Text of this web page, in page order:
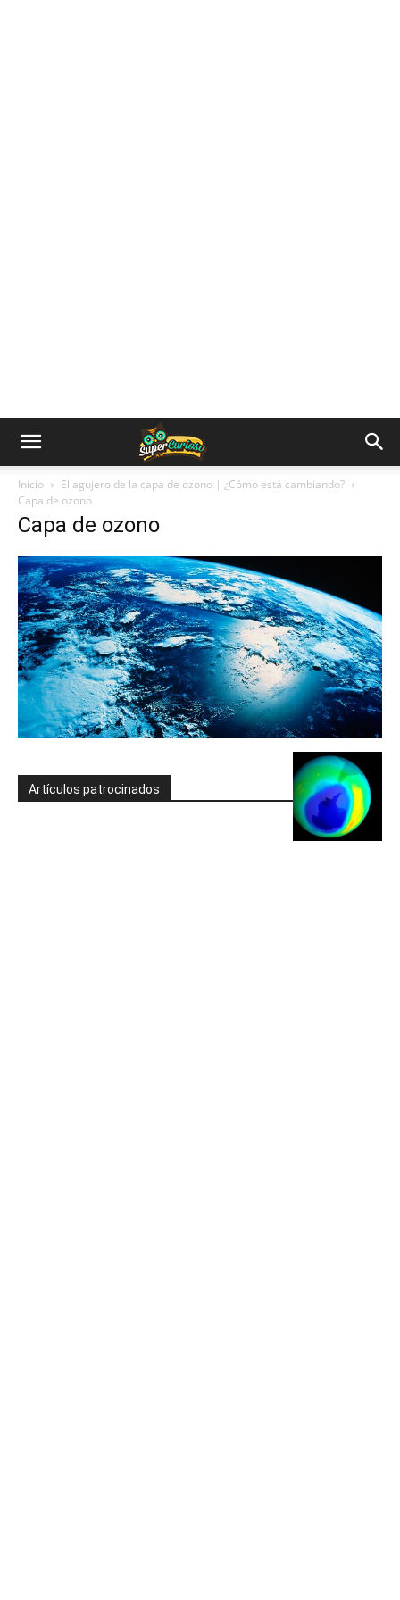
Inicio
El agujero de la capa de ozono | ¿Cómo está cambiando?
Capa de ozono
Capa de ozono
Artículos patrocinados